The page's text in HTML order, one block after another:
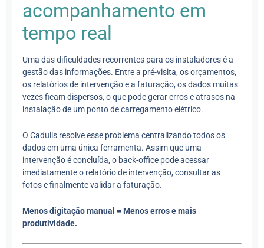
acompanhamento em
tempo real
Uma das dificuldades recorrentes para os instaladores é a
gestão das informações. Entre a pré-visita, os orçamentos,
os relatórios de intervenção e a faturação, os dados muitas
vezes ficam dispersos, o que pode gerar erros e atrasos na
instalação de um ponto de carregamento elétrico.
O Cadulis resolve esse problema centralizando todos os
dados em uma única ferramenta. Assim que uma
intervenção é concluída, o back-office pode acessar
imediatamente o relatório de intervenção, consultar as
fotos e finalmente validar a faturação.
Menos digitação manual = Menos erros e mais
produtividade.